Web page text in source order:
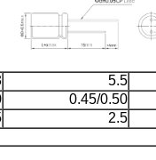
5.5
0.45/0.50
2.5